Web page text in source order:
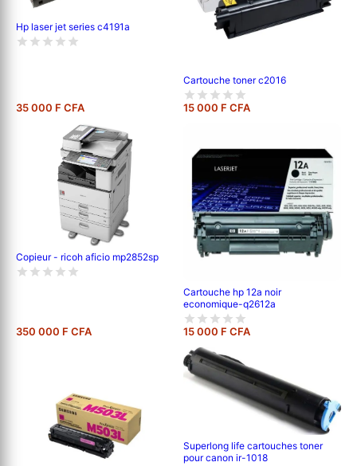
Hp laser jet series c4191a
35 000 F CFA
Cartouche toner c2016
15 000 F CFA
Copieur - ricoh aficio mp2852sp
350 000 F CFA
Cartouche hp 12a noir
economique-q2612a
15 000 F CFA
Superlong life cartouches toner
pour canon ir-1018